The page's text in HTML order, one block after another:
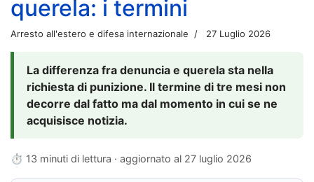
querela: i termini
Arresto all'estero e difesa internazionale 27 Luglio 2026
La differenza fra denuncia e querela sta nella
richiesta di punizione. Il termine di tre mesi non
decorre dal fatto ma dal momento in cui se ne
acquisisce notizia.
⏱ 13 minuti di lettura · aggiornato al 27 luglio 2026